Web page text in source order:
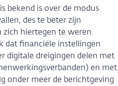
bekend is over de modus
des te beter zijn
zich hiertegen te weren.
dat financiële instellingen
digitale dreigingen delen met
en met
onder meer de berichtgeving